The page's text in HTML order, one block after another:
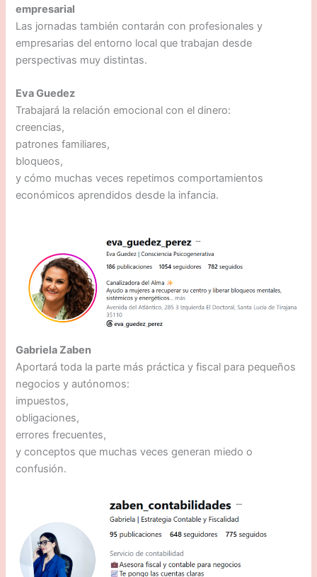
empresarial
Las jornadas también contarán con profesionales y
empresarias del entorno local que trabajan desde
perspectivas muy distintas.
Eva Guedez
Trabajará la relación emocional con el dinero:
creencias,
patrones familiares,
bloqueos,
y cómo muchas veces repetimos comportamientos
económicos aprendidos desde la infancia.
Gabriela Zaben
Aportará toda la parte más práctica y fiscal para pequeños
negocios y autónomos:
impuestos,
obligaciones,
errores frecuentes,
y conceptos que muchas veces generan miedo o
confusión.